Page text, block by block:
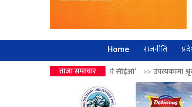
Home राजनीति
ताजा समाचार
‘लगानी बोर्डको सीईओ’ >>उपत्यकामा श्रृंखलाबद्ध सिक्री लुट्ने